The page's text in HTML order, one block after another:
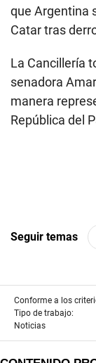
que Argentina
Catar tras
La Cancillería
senadora
manera
República del
Seguir temas
Conforme a los
Tipo de trabajo:
Noticias